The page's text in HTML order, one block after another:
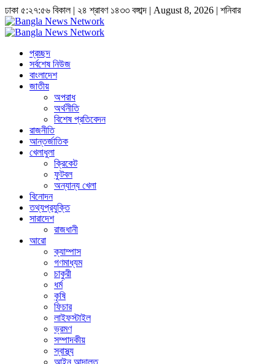
ঢাকা ৫:২৭:৫৬ বিকাল| ২৪ শ্রাবণ ১৪৩৩ বঙ্গাব্দ | August 8, 2026 | শনিবার
প্রচ্ছদ
সর্বশেষ নিউজ
বাংলাদেশ
জাতীয়
অপরাধ
অর্থনীতি
বিশেষ প্রতিবেদন
রাজনীতি
আন্তর্জাতিক
খেলাধুলা
ক্রিকেট
ফুটবল
অন্যান্য খেলা
বিনোদন
তথ্যপ্রযুক্তি
সারাদেশ
রাজধানী
আরো
ক্যাম্পাস
গণমাধ্যম
চাকুরী
ধর্ম
কৃষি
ফিচার
লাইফস্টাইল
ভ্রমণ
সম্পাদকীয়
স্বাস্থ্য
আইন আদালত